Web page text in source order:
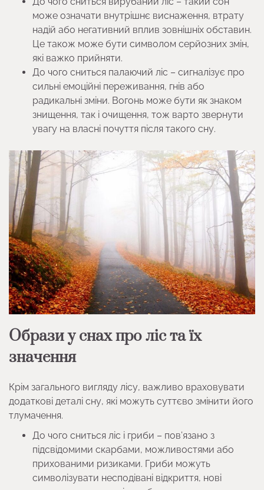
може означати внутрішнє виснаження, втрату
надій або негативний вплив зовнішніх обставин.
Це також може бути символом серйозних змін,
які важко прийняти.
До чого сниться палаючий ліс – сигналізує про
сильні емоційні переживання, гнів або
радикальні зміни. Вогонь може бути як знаком
знищення, так і очищення, тож варто звернути
увагу на власні почуття після такого сну.
Образи у снах про ліс та їх
значення
Крім загального вигляду лісу, важливо враховувати
додаткові деталі сну, які можуть суттєво змінити його
тлумачення.
До чого сниться ліс і гриби – пов’язано з
підсвідомими скарбами, можливостями або
прихованими ризиками. Гриби можуть
символізувати несподівані відкриття, нові